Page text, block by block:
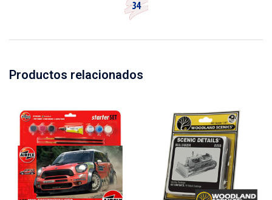
Productos relacionados